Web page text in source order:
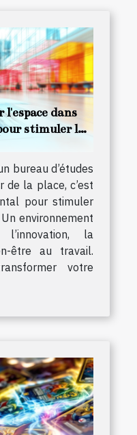
dans
stimuler la
bureau d’études
de la place, c’est
pour stimuler
environnement
la
être au travail.
votre